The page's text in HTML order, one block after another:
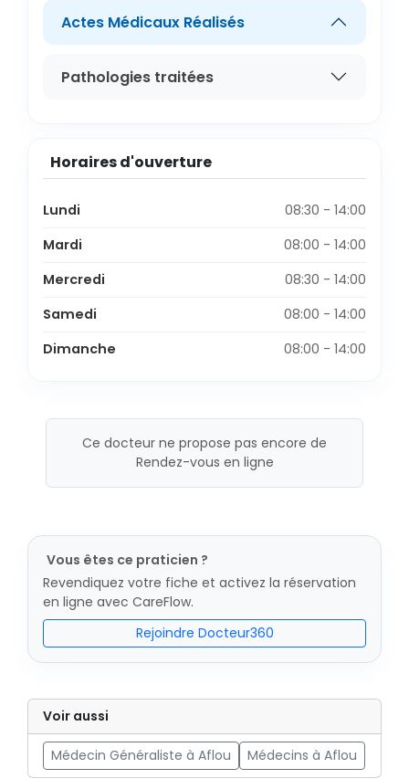
Actes Médicaux Réalisés
Pathologies traitées
Horaires d'ouverture
Lundi
08:30 - 14:00
Mardi
08:00 - 14:00
Mercredi
08:30 - 14:00
Samedi
08:00 - 14:00
Dimanche
08:00 - 14:00
Ce docteur ne propose pas encore de
Rendez-vous en ligne
Vous êtes ce praticien ?
Revendiquez votre fiche et activez la réservation
en ligne avec CareFlow.
Rejoindre Docteur360
Voir aussi
Médecin Généraliste à Aflou Médecins à Aflou